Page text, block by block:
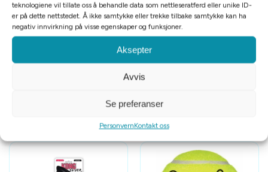
teknologiene vil tillate oss å behandle data som nettleseratferd eller unike ID-
er på dette nettstedet. Å ikke samtykke eller trekke tilbake samtykke kan ha
negativ innvirkning på visse egenskaper og funksjoner.
Aksepter
Avvis
Se preferanser
PersonvernKontakt oss
Dybde: 25cm
Høyde: 2,5cm
Relaterte produkter